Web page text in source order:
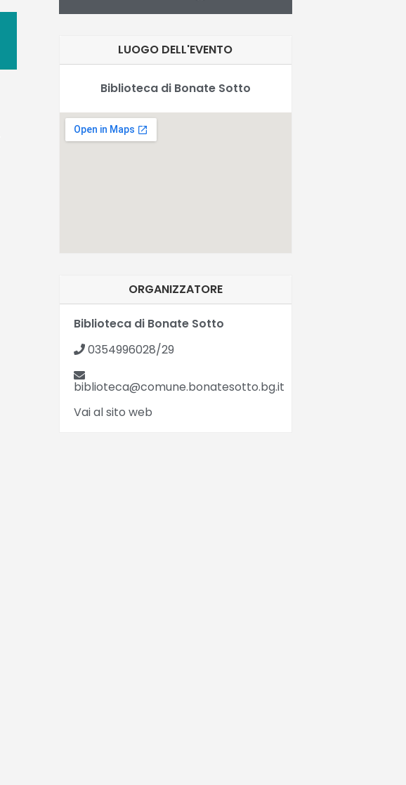
LUOGO DELL'EVENTO
Biblioteca di Bonate Sotto
ORGANIZZATORE
Biblioteca di Bonate Sotto
0354996028/29
biblioteca@comune.bonatesotto.bg.it
Vai al sito web